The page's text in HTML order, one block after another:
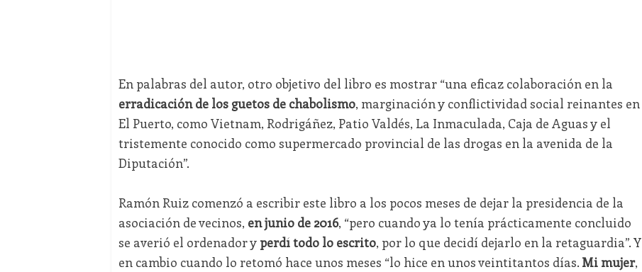
En palabras del autor, otro objetivo del libro es mostrar “una eficaz colaboración en la
erradicación de los guetos de chabolismo, marginación y conflictividad social reinantes en
El Puerto, como Vietnam, Rodrigáñez, Patio Valdés, La Inmaculada, Caja de Aguas y el
tristemente conocido como supermercado provincial de las drogas en la avenida de la
Diputación”.
Ramón Ruiz comenzó a escribir este libro a los pocos meses de dejar la presidencia de la
asociación de vecinos, en junio de 2016, “pero cuando ya lo tenía prácticamente concluido
se averió el ordenador y perdí todo lo escrito, por lo que decidí dejarlo en la retaguardia”. Y
en cambio cuando lo retomó hace unos meses “lo hice en unos veintitantos días. Mi mujer,